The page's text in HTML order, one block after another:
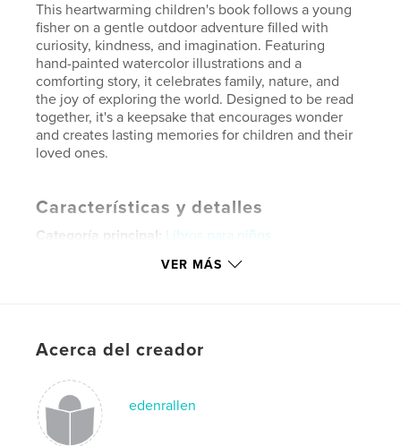
This heartwarming children's book follows a young
fisher on a gentle outdoor adventure filled with
curiosity, kindness, and imagination. Featuring
hand-painted watercolor illustrations and a
comforting story, it celebrates family, nature, and
the joy of exploring the world. Designed to be read
together, it's a keepsake that encourages wonder
and creates lasting memories for children and their
loved ones.
Características y detalles
Categoría principal: Libros para niños
Categorías adicionales Bebé
Tapa blanda: 9798259971578
Fecha de publicación:
IdiomaEnglish
Palabras clave
VER MÁS
Acerca del creador
edenrallen